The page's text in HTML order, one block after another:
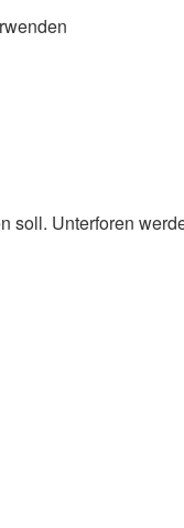
Unterforen